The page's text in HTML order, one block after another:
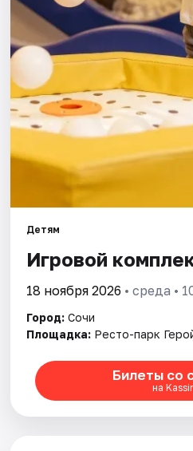
Артисты
Рейтинги
Детям
Игровой
18 ноября 2026 • среда •
Город: Сочи
Площадка: Ресто-парк
Билеты со
на